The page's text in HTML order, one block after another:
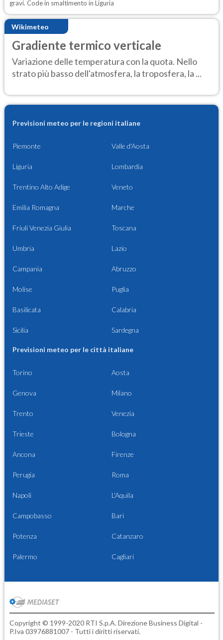
gravi. Code in smaltimento in Liguria
Wikimeteo
Gradiente termico verticale
Variazione delle temperatura con la quota. Nello
strato più basso dell'atmosfera, la troposfera, la ...
Previsioni meteo per le regioni italiane
Piemonte Valle d'Aosta
Liguria Lombardia
Trentino Alto Adige Veneto
Emilia Romagna Marche
Friuli Venezia Giulia Toscana
Umbria Lazio
Campania Abruzzo
Molise Puglia
Basilicata Calabria
Sicilia Sardegna
Previsioni meteo per le città italiane
Torino Aosta
Genova Milano
Trento Venezia
Trieste Bologna
Ancona Firenze
Perugia Roma
Napoli L'Aquila
Campobasso Bari
Potenza Catanzaro
Palermo Cagliari
Copyright © 1999-2020 RTI S.p.A. Direzione Business Digital -
P.Iva 03976881007 - Tutti i diritti riservati.